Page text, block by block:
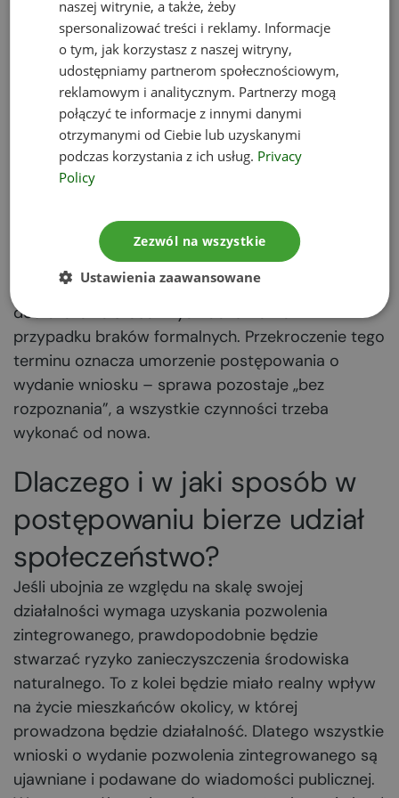
Co dalej dzieje się z
wnioskiem o
pozwolenie
zintegrowane?
Po złożeniu wniosku o wydanie pozwolenie
zintegrowanego urząd na początku sprawdza jego
kompletność i poprawność. O wszelkich brakach
lub błędach w dokumentacji składający zostanie
poinformowany i będzie miał 7 dni na
dostarczenie stosownych dokumentów w
przypadku braków formalnych. Przekroczenie tego
terminu oznacza umorzenie postępowania o
wydanie wniosku – sprawa pozostaje „bez
rozpoznania”, a wszystkie czynności trzeba
wykonać od nowa.
Dlaczego i w jaki sposób w
postępowaniu bierze udział
społeczeństwo?
Jeśli ubojnia ze względu na skalę swojej
działalności wymaga uzyskania pozwolenia
zintegrowanego, prawdopodobnie będzie
stwarzać ryzyko zanieczyszczenia środowiska
naturalnego. To z kolei będzie miało realny wpływ
na życie mieszkańców okolicy, w której
prowadzona będzie działalność. Dlatego wszystkie
wnioski o wydanie pozwolenia zintegrowanego są
ujawniane i podawane do wiadomości publicznej.
naszej witrynie, a także, żeby
spersonalizować treści i reklamy. Informacje
o tym, jak korzystasz z naszej witryny,
udostępniamy partnerom społecznościowym,
reklamowym i analitycznym. Partnerzy mogą
połączyć te informacje z innymi danymi
otrzymanymi od Ciebie lub uzyskanymi
podczas korzystania z ich usług. Privacy
Policy
Zezwól na wszystkie
Ustawienia zaawansowane